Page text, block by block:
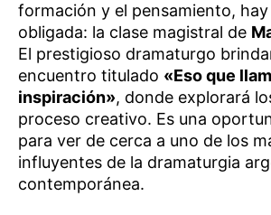
formación y el pensamiento,
obligada: la clase magistral de
El prestigioso dramaturgo
encuentro titulado «Eso que
inspiración», donde explorará
proceso creativo. Es una
para ver de cerca a uno de los
influyentes de la dramaturgia
contemporánea.